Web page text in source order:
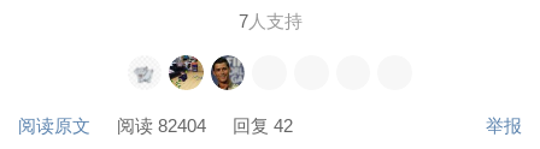
7人支持
阅读原文 阅读 82404 回复 42 举报